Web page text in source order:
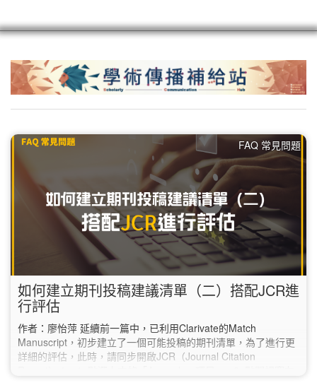
聯繫
FAQ 常見問題
如何建立期刊投稿建議清單（二）搭配JCR進
行評估
作者：廖怡萍 延續前一篇中，已利用Clarivate的Match
Manuscript，初步建立了一個可能投稿的期刊清單，為了進行更
詳細的評估，此時，請同步開啟JCR（Journal Citation